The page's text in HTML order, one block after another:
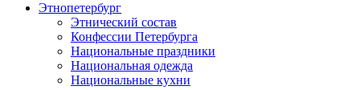
Этнопетербург
Этнический состав
Конфессии Петербурга
Национальные праздники
Национальная одежда
Национальные кухни